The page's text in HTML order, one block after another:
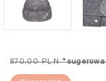
Cena
standardowa
870,00 PLN